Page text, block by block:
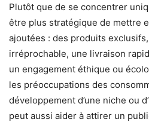
Plutôt que de se concentrer
être plus stratégique de mettre
ajoutées : des produits
irréprochable, une livraison
un engagement éthique ou
les préoccupations des
développement d’une niche ou
peut aussi aider à attirer un